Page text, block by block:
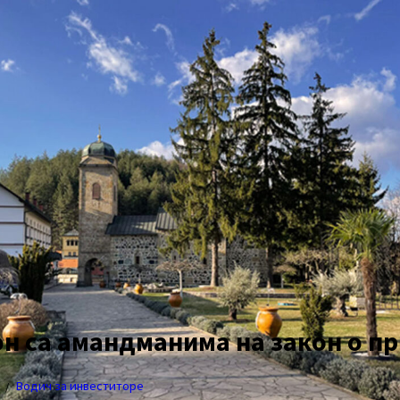
са амандманима на закон о
/ Водич за инвеститоре